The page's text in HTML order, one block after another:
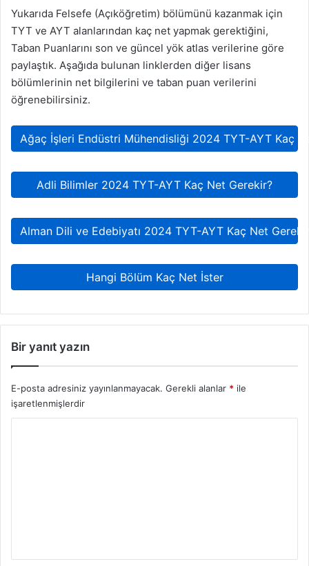
Yukarıda Felsefe (Açıköğretim) bölümünü kazanmak için
TYT ve AYT alanlarından kaç net yapmak gerektiğini,
Taban Puanlarını son ve güncel yök atlas verilerine göre
paylaştık. Aşağıda bulunan linklerden diğer lisans
bölümlerinin net bilgilerini ve taban puan verilerini
öğrenebilirsiniz.
Ağaç İşleri Endüstri Mühendisliği 2024 TYT-AYT Kaç
Adli Bilimler 2024 TYT-AYT Kaç Net Gerekir?
Alman Dili ve Edebiyatı 2024 TYT-AYT Kaç Net
Hangi Bölüm Kaç Net İster
Bir yanıt yazın
E-posta adresiniz yayınlanmayacak. Gerekli alanlar * ile
işaretlenmişlerdir